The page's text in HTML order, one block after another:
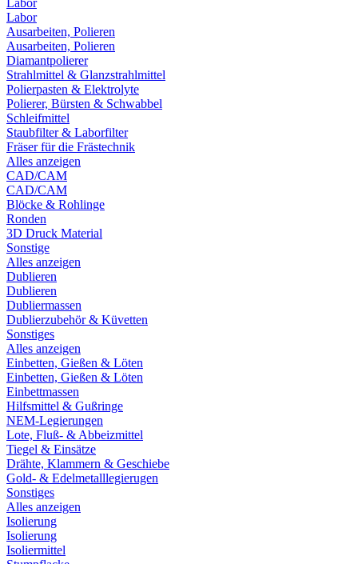
Labor
Labor
Ausarbeiten, Polieren
Ausarbeiten, Polieren
Diamantpolierer
Strahlmittel & Glanzstrahlmittel
Polierpasten & Elektrolyte
Polierer, Bürsten & Schwabbel
Schleifmittel
Staubfilter & Laborfilter
Fräser für die Frästechnik
Alles anzeigen
CAD/CAM
CAD/CAM
Blöcke & Rohlinge
Ronden
3D Druck Material
Sonstige
Alles anzeigen
Dublieren
Dublieren
Dubliermassen
Dublierzubehör & Küvetten
Sonstiges
Alles anzeigen
Einbetten, Gießen & Löten
Einbetten, Gießen & Löten
Einbettmassen
Hilfsmittel & Gußringe
NEM-Legierungen
Lote, Fluß- & Abbeizmittel
Tiegel & Einsätze
Drähte, Klammern & Geschiebe
Gold- & Edelmetalllegierugen
Sonstiges
Alles anzeigen
Isolierung
Isolierung
Isoliermittel